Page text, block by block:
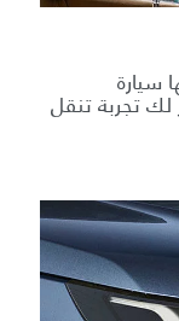
سيارة
تجربة تنقل